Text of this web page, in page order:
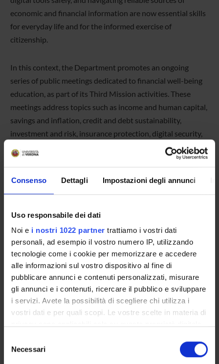
Consenso Dettagli Impostazioni degli annunci
Uso responsabile dei dati
Noi e i nostri 1022 partner trattiamo i vostri dati
personali, ad esempio il vostro numero IP, utilizzando
tecnologie come i cookie per memorizzare e accedere
alle informazioni sul vostro dispositivo al fine di
pubblicare annunci e contenuti personalizzati, misurare
gli annunci e i contenuti, ricercare il pubblico e sviluppare
i servizi. Avete la possibilità di scegliere chi utilizza i
vostri dati e per quali scopi. Le vostre scelte in materia di
modificare o revocare il proprio consenso in qualsiasi
momento dalla Dichiarazione sui cookie o facendo clic
delNecessari
economic and financial information are now essential skills
for everyday life and for the informed exercise of
citizenship.
In this context, the Department promotes an ongoing
series of public meetings dedicated to financial well-being
education, as part of its Third Mission activities. These
meetings address topics such as income and human capital,
savings and inflation, credit and debt sustainability,
investment and risk, insurance protection, digital security,
and the informed use of economic and financial
information.
Activities conducted within the national project “
Conta ”, coordinated for the Department by Professor
Alessandro Bucciol, focusing on topics such as retirement
planning, savings management, debt sustainability, and
financial behavior.
The meeting “Educazione Finaziaria facile” , held on May
8, 2024, at the Zanotto Campus in Verona with Paolo
The presentation of the volume “ Il Sapere che Conta”